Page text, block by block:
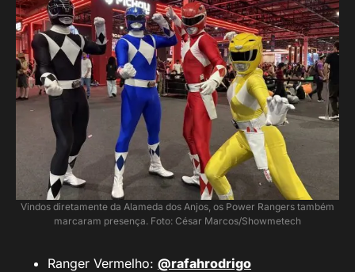
Vindos diretamente da Alameda dos Anjos, os Power Rangers também
marcaram presença. Foto: César Marcos/Showmetech
Ranger Vermelho: @rafahrodrigo